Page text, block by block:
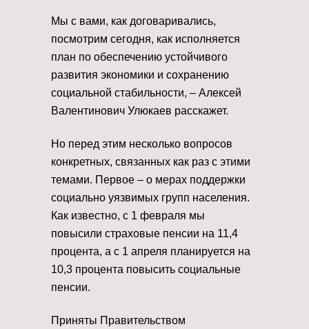
Мы с вами, как договаривались,
посмотрим сегодня, как исполняется
план по обеспечению устойчивого
развития экономики и сохранению
социальной стабильности, – Алексей
Валентинович Улюкаев расскажет.
Но перед этим несколько вопросов
конкретных, связанных как раз с этими
темами. Первое – о мерах поддержки
социально уязвимых групп населения.
Как известно, с 1 февраля мы
повысили страховые пенсии на 11,4
процента, а с 1 апреля планируется на
10,3 процента повысить социальные
пенсии.
Приняты Правительством